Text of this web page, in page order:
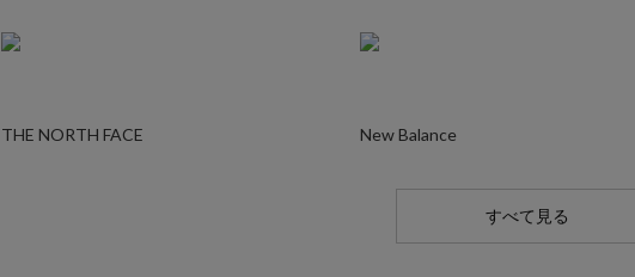
THE NORTH FACE New Balance
すべて見る